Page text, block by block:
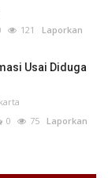
121 Laporkan
Usai Diduga
0 75 Laporkan